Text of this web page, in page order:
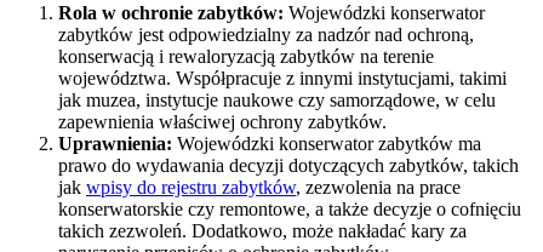
Rola w ochronie zabytków: Wojewódzki konserwator
zabytków jest odpowiedzialny za nadzór nad ochroną,
konserwacją i rewaloryzacją zabytków na terenie
województwa. Współpracuje z innymi instytucjami, takimi
jak muzea, instytucje naukowe czy samorządowe, w celu
zapewnienia właściwej ochrony zabytków.
Uprawnienia: Wojewódzki konserwator zabytków ma
prawo do wydawania decyzji dotyczących zabytków, takich
jak wpisy do rejestru zabytków, zezwolenia na prace
konserwatorskie czy remontowe, a także decyzje o cofnięciu
takich zezwoleń. Dodatkowo, może nakładać kary za